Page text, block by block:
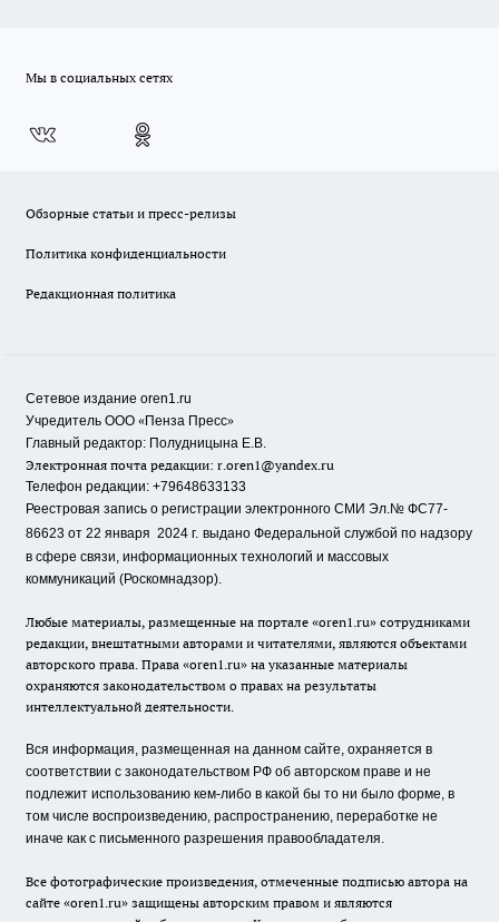
Мы в социальных сетях
Обзорные статьи и пресс-релизы
Политика конфиденциальности
Редакционная политика
Сетевое издание oren1.ru
Учредитель ООО «Пенза Пресс»
Главный редактор: Полудницына Е.В.
Электронная почта редакции: r.oren1@yandex.ru
Телефон редакции: +79648633133
Реестровая запись о регистрации электронного СМИ Эл.№ ФС77-
86623 от 22 января 2024 г. выдано Федеральной службой по надзору
в сфере связи, информационных технологий и массовых
коммуникаций (Роскомнадзор).
Любые материалы, размещенные на портале «oren1.ru» сотрудниками
редакции, внештатными авторами и читателями, являются объектами
авторского права. Права «oren1.ru» на указанные материалы
охраняются законодательством о правах на результаты
интеллектуальной деятельности.
Вся информация, размещенная на данном сайте, охраняется в
соответствии с законодательством РФ об авторском праве и не
подлежит использованию кем-либо в какой бы то ни было форме, в
том числе воспроизведению, распространению, переработке не
иначе как с письменного разрешения правообладателя.
Все фотографические произведения, отмеченные подписью автора на
сайте «oren1.ru» защищены авторским правом и являются